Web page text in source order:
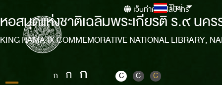
หอสมุดแห่งชาติเฉลิมพระเกียรติ ร.๙ นค
KING RAMA IX COMMEMORATIVE NATIONAL LIBRARY,
เว็บท่ากรมศิลปากร
Thai
ก ก ก C C C